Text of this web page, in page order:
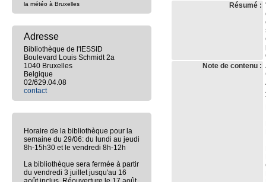
Résumé :
Note de contenu :
la météo à Bruxelles
Adresse
Bibliothèque de l'IESSID
Boulevard Louis Schmidt 2a
1040 Bruxelles
Belgique
02/629.04.08
contact
Horaire de la bibliothèque pour la
semaine du 29/06: du lundi au jeudi
8h-15h30 et le vendredi 8h-12h
La bibliothèque sera fermée à partir
du vendredi 3 juillet jusqu'au 16